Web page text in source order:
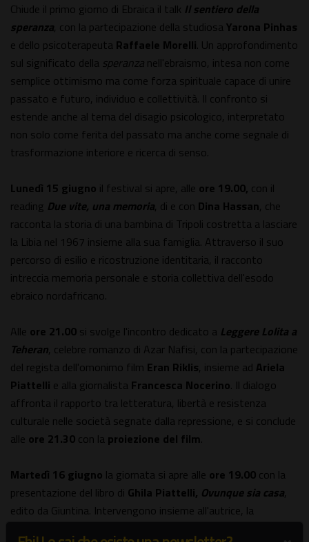
Chiude il primo giorno di Ebraica il talk Il sentiero della
speranza, con la partecipazione della studiosa Yarona Pinhas
e dello psicoterapeuta Raffaele Morelli. Un approfondimento
sul significato della speranza nell'ebraismo, intesa non come
semplice ottimismo ma come forza spirituale capace di unire
passato e futuro, individuo e collettività. Il confronto si
estende anche al tema del disagio psicologico, interpretato
non solo come ferita del passato ma anche come segnale di
trasformazione interiore e ricerca di senso.
Lunedì 15 giugno il festival si apre, alle ore 19.00, con il
reading Due vite, una memoria, di e con Dina Hassan, che
racconta la storia di una bambina di Tripoli costretta a lasciare
la Libia nel 1967 insieme alla sua famiglia. Attraverso il suo
percorso di esilio e ricostruzione identitaria, il racconto
intreccia memoria personale e storia collettiva dell'esodo
ebraico nordafricano.
Alle ore 21.00 si svolge l'incontro dedicato a Leggere Lolita a
Teheran, celebre romanzo di Azar Nafisi, con la partecipazione
del regista dell'omonimo film Eran Riklis, insieme ad Ariela
Piattelli e alla giornalista Francesca Nocerino. Il dialogo
affronta il rapporto tra letteratura, libertà e resistenza
culturale nelle società segnate dalla repressione, e si conclude
alle ore 21.30 con la proiezione del film.
Martedì 16 giugno la giornata si apre alle ore 19.00 con la
presentazione del libro di Ghila Piattelli, Ovunque sia casa,
edito da Giuntina. Intervengono insieme all'autrice, la